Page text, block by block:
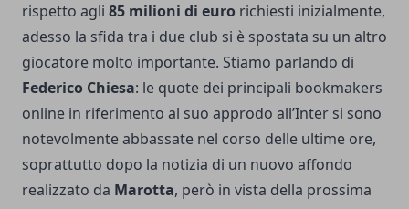
rispetto agli 85 milioni di euro richiesti inizialmente,
adesso la sfida tra i due club si è spostata su un altro
giocatore molto importante. Stiamo parlando di
Federico Chiesa: le quote dei principali bookmakers
online in riferimento al suo approdo all’Inter si sono
notevolmente abbassate nel corso delle ultime ore,
soprattutto dopo la notizia di un nuovo affondo
realizzato da Marotta, però in vista della prossima